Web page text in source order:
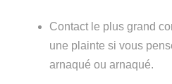
Contact le plus grand
une plainte si vous
arnaqué ou arnaqué.